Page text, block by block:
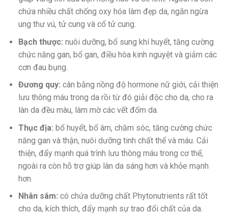
chứa nhiều chất chống oxy hóa làm đẹp da, ngăn ngừa
ung thư vú, tử cung và cổ tử cung.
Bạch thược: nuôi dưỡng, bổ sung khí huyết, tăng cường
chức năng gan, bổ gan, điều hòa kinh nguyệt và giảm các
cơn đau bụng.
Đương quy: cân bằng nồng độ hormone nữ giới, cải thiện
lưu thông máu trong da rồi từ đó giải độc cho da, cho ra
làn da đều màu, làm mờ các vết đốm da.
Thục địa: bổ huyết, bổ âm, chăm sóc, tăng cường chức
năng gan và thận, nuôi dưỡng tinh chất thể và máu. Cải
thiện, đẩy mạnh quá trình lưu thông máu trong cơ thể,
ngoài ra còn hỗ trợ giúp làn da sáng hơn và khỏe mạnh
hơn.
Nhân sâm: có chứa dưỡng chất Phytonutrients rất tốt
cho da, kích thích, đẩy mạnh sự trao đổi chất của da.